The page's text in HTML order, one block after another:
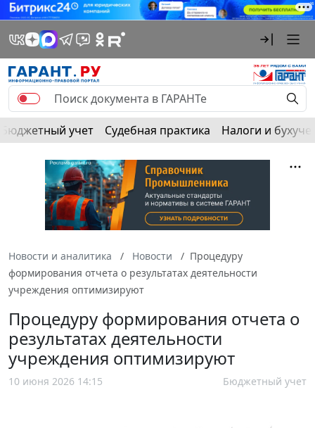
Бюджетный учет Судебная практика Налоги и
Новости и аналитика Новости
Процедуру
формирования отчета о результатах деятельности
учреждения оптимизируют
Процедуру формирования отчета о
результатах деятельности
учреждения оптимизируют
10 июня 2026 14:15 Бюджетный учет